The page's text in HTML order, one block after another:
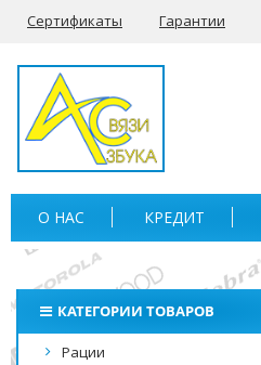
Сертификаты Гарантии
О НАС КРЕДИТ
КАТЕГОРИИ ТОВАРОВ
Рации